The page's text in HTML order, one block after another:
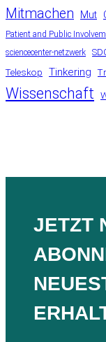
Mitmachen Mut
Patient and Public
sciencecenter-netzwerk
Teleskop Tinkering
Wissenschaft
JETZT